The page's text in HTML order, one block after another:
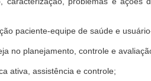
paciente-equipe de saúde e
no planejamento, controle e
ativa, assistência e controle;